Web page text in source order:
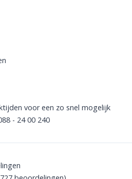
voor een zo snel mogelijk
- 24 00 240